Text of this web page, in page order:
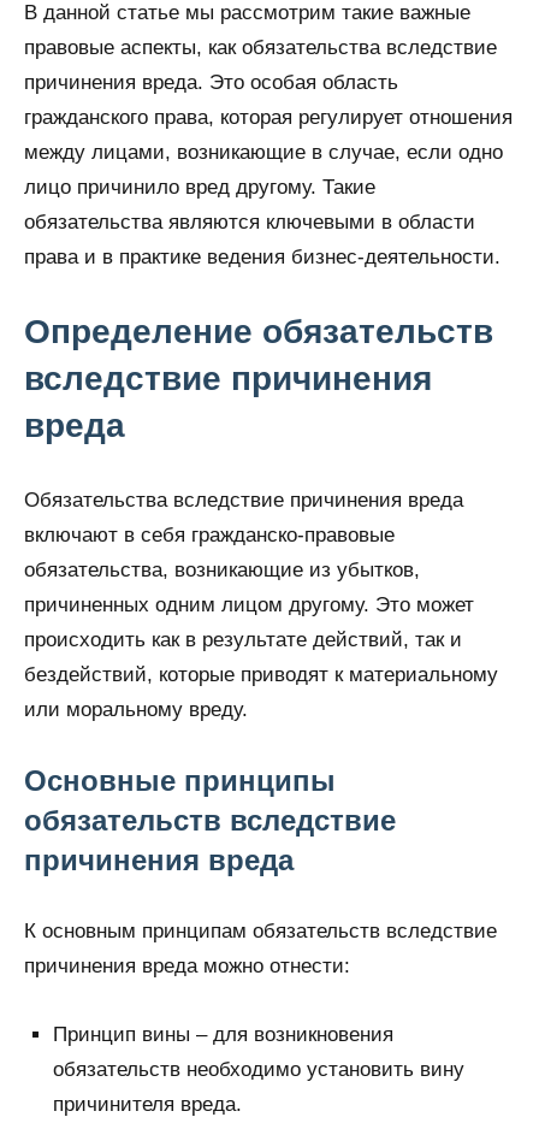
В данной статье мы рассмотрим такие важные
правовые аспекты, как обязательства вследствие
причинения вреда. Это особая область
гражданского права, которая регулирует отношения
между лицами, возникающие в случае, если одно
лицо причинило вред другому. Такие
обязательства являются ключевыми в области
права и в практике ведения бизнес-деятельности.
Определение обязательств
вследствие причинения
вреда
Обязательства вследствие причинения вреда
включают в себя гражданско-правовые
обязательства, возникающие из убытков,
причиненных одним лицом другому. Это может
происходить как в результате действий, так и
бездействий, которые приводят к материальному
или моральному вреду.
Основные принципы
обязательств вследствие
причинения вреда
К основным принципам обязательств вследствие
причинения вреда можно отнести:
Принцип вины – для возникновения
обязательств необходимо установить вину
причинителя вреда.